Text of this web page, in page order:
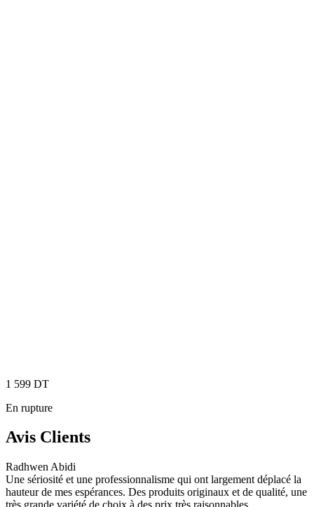
1 599 DT
En rupture
Avis Clients
Radhwen Abidi
Une sériosité et une professionnalisme qui ont largement déplacé la
hauteur de mes espérances. Des produits originaux et de qualité, une